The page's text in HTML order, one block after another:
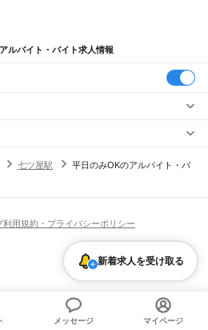
ルバイト・バイト求人情報
高松駅
能登二宮駅徳田駅七尾駅和倉温泉駅
野々市工大前駅 額住宅前駅乙丸駅
日御子駅
バー（BAR）・バーテンダー
飲食店（店長・マネージャー）
レアポ） ルートセールス
家電量販店・携帯販売（携帯ショップ）
の他販売
髪型・髪色自由
留学生・外国人活躍中
らOK 週2・3日からOK
週4日以上OK
七ツ屋駅
平日のみOKのアルバイト・バ
新着求人を受け取る
利用規約・プライバシーポリシー
メッセージ マイページ